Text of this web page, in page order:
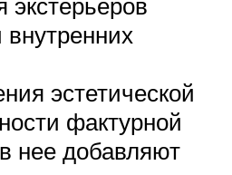
эстетической
фактурной
нее добавляют